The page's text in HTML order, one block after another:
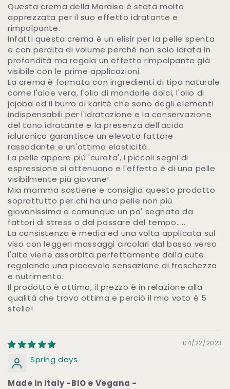
Questa crema della Maraiso è stata molto
apprezzata per il suo effetto idratante e
rimpolpante.
Infatti questa crema è un elisir per la pelle spenta
e con perdita di volume perchè non solo idrata in
profondità ma regala un effetto rimpolpante già
visibile con le prime applicazioni.
La crema è formata con ingredienti di tipo naturale
come l'aloe vera, l'olio di mandorle dolci, l'olio di
jojoba ed il burro di karitè che sono degli elementi
indispensabili per l'idratazione e la conservazione
del tono idratante e la presenza dell'acido
ialuronico garantisce un elevato fattore
rassodante e un'ottima elasticità.
La pelle appare più 'curata', i piccoli segni di
espressione si attenuano e l'effetto è di una pelle
visibilmente più giovane!
Mia mamma sostiene e consiglia questo prodotto
soprattutto per chi ha una pelle non più
giovanissima o comunque un po' segnata da
fattori di stress o dal passare del tempo.....
La consistenza è media ed una volta applicata sul
viso con leggeri massaggi circolari dal basso verso
l'alto viene assorbita perfettamente dalla cute
regalando una piacevole sensazione di freschezza
e nutrimento.
Il prodotto è ottimo, il prezzo è in relazione alla
qualità che trovo ottima e perciò il mio voto è 5
stelle!
04/22/2023
Spring days
Made in Italy -BIO e Vegana -